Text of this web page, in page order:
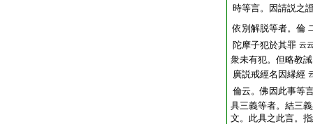
時等言。因請説之
依別解脱等者。倫
陀摩子犯於其罪 云
衆未有犯。但略教
廣説戒經名因縁經
倫云。佛因此事等
具三義等者。結三
文。此具之此言。